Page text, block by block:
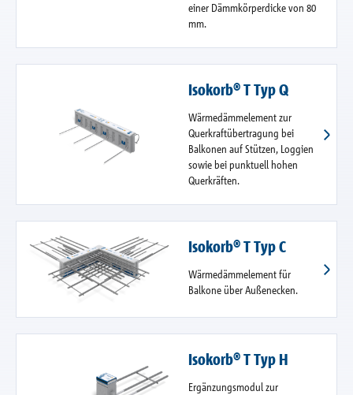
einer Dämmkörperdicke von 80
mm.
Isokorb® T Typ Q
Wärmedämmelement zur
Querkraftübertragung bei
Balkonen auf Stützen, Loggien
sowie bei punktuell hohen
Querkräften.
Isokorb® T Typ C
Wärmedämmelement für
Balkone über Außenecken.
Isokorb® T Typ H
Ergänzungsmodul zur